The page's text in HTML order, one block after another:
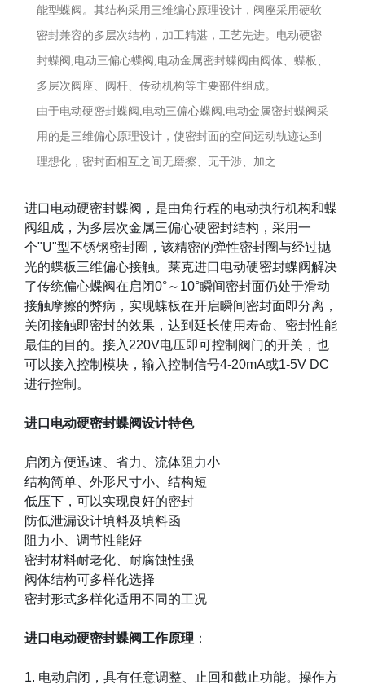
能型蝶阀。其结构采用三维编心原理设计，阀座采用硬软
密封兼容的多层次结构，加工精湛，工艺先进。电动硬密
封蝶阀,电动三偏心蝶阀,电动金属密封蝶阀由阀体、蝶板、
多层次阀座、阀杆、传动机构等主要部件组成。
由于电动硬密封蝶阀,电动三偏心蝶阀,电动金属密封蝶阀采
用的是三维偏心原理设计，使密封面的空间运动轨迹达到
理想化，密封面相互之间无磨擦、无干涉、加之
进口电动硬密封蝶阀，是由角行程的电动执行机构和蝶
阀组成，为多层次金属三偏心硬密封结构，采用一
个"U"型不锈钢密封圈，该精密的弹性密封圈与经过抛
光的蝶板三维偏心接触。莱克进口电动硬密封蝶阀解决
了传统偏心蝶阀在启闭0°～ 10°瞬间密封面仍处于滑动
接触摩擦的弊病，实现蝶板在开启瞬间密封面即分离，
关闭接触即密封的效果，达到延长使用寿命、密封性能
最佳的目的。接入 220V电压即可控制阀门的开关，也
可以接入控制模块，输入控制信号4-20mA或1-5V DC
进行控制。
进口电动硬密封蝶阀设计特色
启闭方便迅速、省力、流体阻力小
结构简单、外形尺寸小、结构短
低压下，可以实现良好的密封
防低泄漏设计填料及填料函
阻力小、调节性能好
密封材料耐老化、耐腐蚀性强
阀体结构可多样化选择
密封形式多样化适用不同的工况
进口电动硬密封蝶阀工作原理 ：
1. 电动启闭，具有任意调整、止回和截止功能。操作方